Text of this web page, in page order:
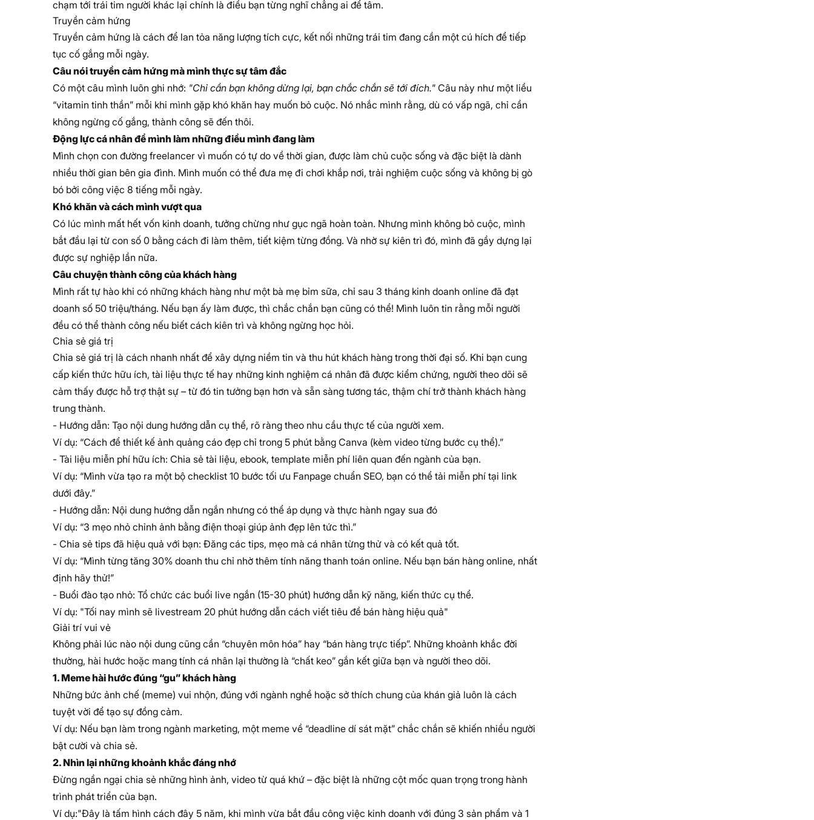
chạm tới trái tim người khác lại chính là điều bạn từng nghĩ chẳng ai để tâm.
Truyền cảm hứng
Truyền cảm hứng là cách để lan tỏa năng lượng tích cực, kết nối những trái tim đang cần một cú hích để tiếp
tục cố gắng mỗi ngày.
Câu nói truyền cảm hứng mà mình thực sự tâm đắc
Có một câu mình luôn ghi nhớ: "Chỉ cần bạn không dừng lại, bạn chắc chắn sẽ tới đích." Câu này như một liều
“vitamin tinh thần” mỗi khi mình gặp khó khăn hay muốn bỏ cuộc. Nó nhắc mình rằng, dù có vấp ngã, chỉ cần
không ngừng cố gắng, thành công sẽ đến thôi.
Động lực cá nhân để mình làm những điều mình đang làm
Mình chọn con đường freelancer vì muốn có tự do về thời gian, được làm chủ cuộc sống và đặc biệt là dành
nhiều thời gian bên gia đình. Mình muốn có thể đưa mẹ đi chơi khắp nơi, trải nghiệm cuộc sống và không bị gò
bó bởi công việc 8 tiếng mỗi ngày.
Khó khăn và cách mình vượt qua
Có lúc mình mất hết vốn kinh doanh, tưởng chừng như gục ngã hoàn toàn. Nhưng mình không bỏ cuộc, mình
bắt đầu lại từ con số 0 bằng cách đi làm thêm, tiết kiệm từng đồng. Và nhờ sự kiên trì đó, mình đã gầy dựng lại
được sự nghiệp lần nữa.
Câu chuyện thành công của khách hàng
Mình rất tự hào khi có những khách hàng như một bà mẹ bỉm sữa, chỉ sau 3 tháng kinh doanh online đã đạt
doanh số 50 triệu/tháng. Nếu bạn ấy làm được, thì chắc chắn bạn cũng có thể! Mình luôn tin rằng mỗi người
đều có thể thành công nếu biết cách kiên trì và không ngừng học hỏi.
Chia sẻ giá trị
Chia sẻ giá trị là cách nhanh nhất để xây dựng niềm tin và thu hút khách hàng trong thời đại số. Khi bạn cung
cấp kiến thức hữu ích, tài liệu thực tế hay những kinh nghiệm cá nhân đã được kiểm chứng, người theo dõi sẽ
cảm thấy được hỗ trợ thật sự – từ đó tin tưởng bạn hơn và sẵn sàng tương tác, thậm chí trở thành khách hàng
trung thành.
- Hướng dẫn: Tạo nội dung hướng dẫn cụ thể, rõ ràng theo nhu cầu thực tế của người xem.
Ví dụ: “Cách để thiết kế ảnh quảng cáo đẹp chỉ trong 5 phút bằng Canva (kèm video từng bước cụ thể).”
- Tài liệu miễn phí hữu ích: Chia sẻ tài liệu, ebook, template miễn phí liên quan đến ngành của bạn.
Ví dụ: “Mình vừa tạo ra một bộ checklist 10 bước tối ưu Fanpage chuẩn SEO, bạn có thể tải miễn phí tại link
dưới đây.”
- Hướng dẫn: Nội dung hướng dẫn ngắn nhưng có thể áp dụng và thực hành ngay sua đó
Ví dụ: “3 mẹo nhỏ chỉnh ảnh bằng điện thoại giúp ảnh đẹp lên tức thì.”
- Chia sẻ tips đã hiệu quả với bạn: Đăng các tips, mẹo mà cá nhân từng thử và có kết quả tốt.
Ví dụ: “Mình từng tăng 30% doanh thu chỉ nhờ thêm tính năng thanh toán online. Nếu bạn bán hàng online, nhất
định hãy thử!”
- Buổi đào tạo nhỏ: Tổ chức các buổi live ngắn (15-30 phút) hướng dẫn kỹ năng, kiến thức cụ thể.
Ví dụ: "Tối nay mình sẽ livestream 20 phút hướng dẫn cách viết tiêu đề bán hàng hiệu quả"
Giải trí vui vẻ
Không phải lúc nào nội dung cũng cần “chuyên môn hóa” hay “bán hàng trực tiếp”. Những khoảnh khắc đời
thường, hài hước hoặc mang tính cá nhân lại thường là “chất keo” gắn kết giữa bạn và người theo dõi.
1. Meme hài hước đúng “gu” khách hàng
Những bức ảnh chế (meme) vui nhộn, đúng với ngành nghề hoặc sở thích chung của khán giả luôn là cách
tuyệt vời để tạo sự đồng cảm.
Ví dụ: Nếu bạn làm trong ngành marketing, một meme về “deadline dí sát mặt” chắc chắn sẽ khiến nhiều người
bật cười và chia sẻ.
2. Nhìn lại những khoảnh khắc đáng nhớ
Đừng ngần ngại chia sẻ những hình ảnh, video từ quá khứ – đặc biệt là những cột mốc quan trọng trong hành
trình phát triển của bạn.
Ví dụ:"Đây là tấm hình cách đây 5 năm, khi mình vừa bắt đầu công việc kinh doanh với đúng 3 sản phẩm và 1